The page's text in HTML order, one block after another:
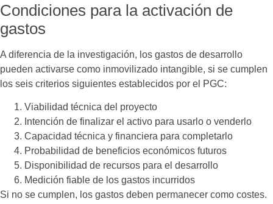
Condiciones para la activación de
gastos
A diferencia de la investigación, los gastos de desarrollo
pueden activarse como inmovilizado intangible, si se cumplen
los seis criterios siguientes establecidos por el PGC:
Viabilidad técnica del proyecto
Intención de finalizar el activo para usarlo o venderlo
Capacidad técnica y financiera para completarlo
Probabilidad de beneficios económicos futuros
Disponibilidad de recursos para el desarrollo
Medición fiable de los gastos incurridos
Si no se cumplen, los gastos deben permanecer como costes.